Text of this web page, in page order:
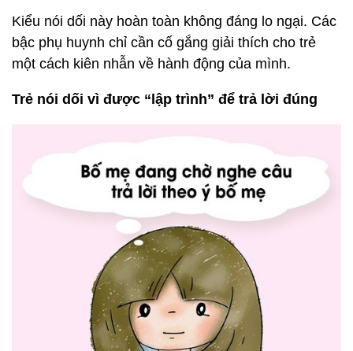
Kiểu nói dối này hoàn toàn không đáng lo ngại. Các
bậc phụ huynh chỉ cần cố gắng giải thích cho trẻ
một cách kiên nhẫn về hành động của mình.
Trẻ nói dối vì được “lập trình” để trả lời đúng